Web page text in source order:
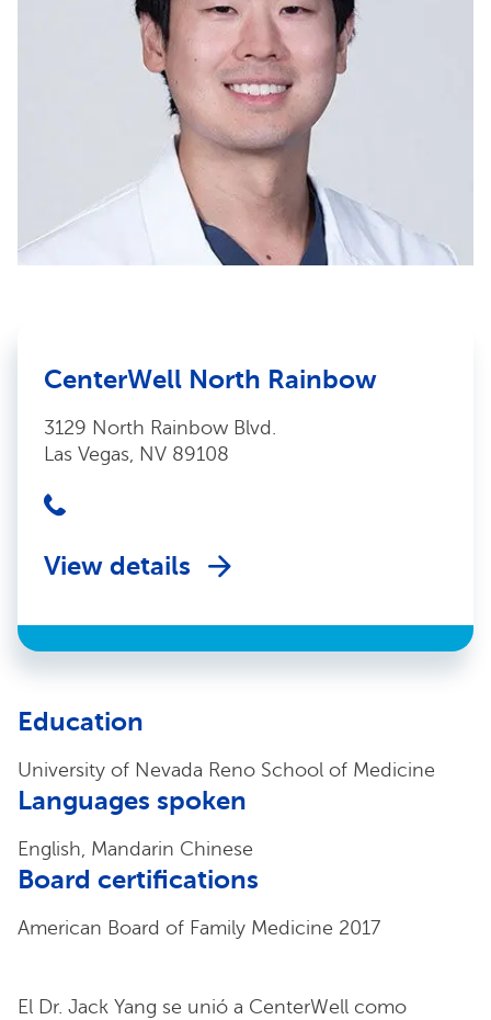
CenterWell North Rainbow
3129 North Rainbow Blvd.
Las Vegas, NV 89108
View details
Education
University of Nevada Reno School of Medicine
Languages spoken
English, Mandarin Chinese
Board certifications
American Board of Family Medicine 2017
El Dr. Jack Yang se unió a CenterWell como